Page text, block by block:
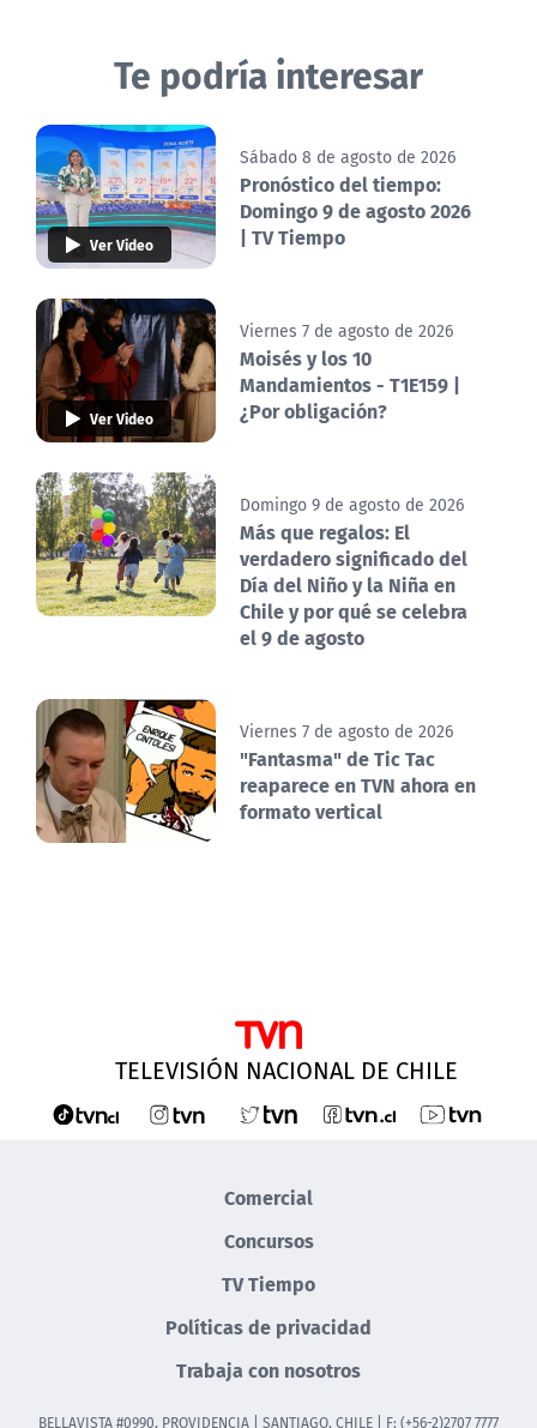
Te podría interesar
Ver Video
Sábado 8 de agosto de 2026
Pronóstico del tiempo:
Domingo 9 de agosto 2026
| TV Tiempo
Ver Video
Viernes 7 de agosto de 2026
Moisés y los 10
Mandamientos - T1E159 |
¿Por obligación?
Domingo 9 de agosto de 2026
Más que regalos: El
verdadero significado del
Día del Niño y la Niña en
Chile y por qué se celebra
el 9 de agosto
Viernes 7 de agosto de 2026
"Fantasma" de Tic Tac
reaparece en TVN ahora en
formato vertical
TELEVISIÓN NACIONAL DE CHILE
Comercial
Concursos
TV Tiempo
Políticas de privacidad
Trabaja con nosotros
BELLAVISTA #0990, PROVIDENCIA | SANTIAGO, CHILE | F: (+56-2)2707 7777